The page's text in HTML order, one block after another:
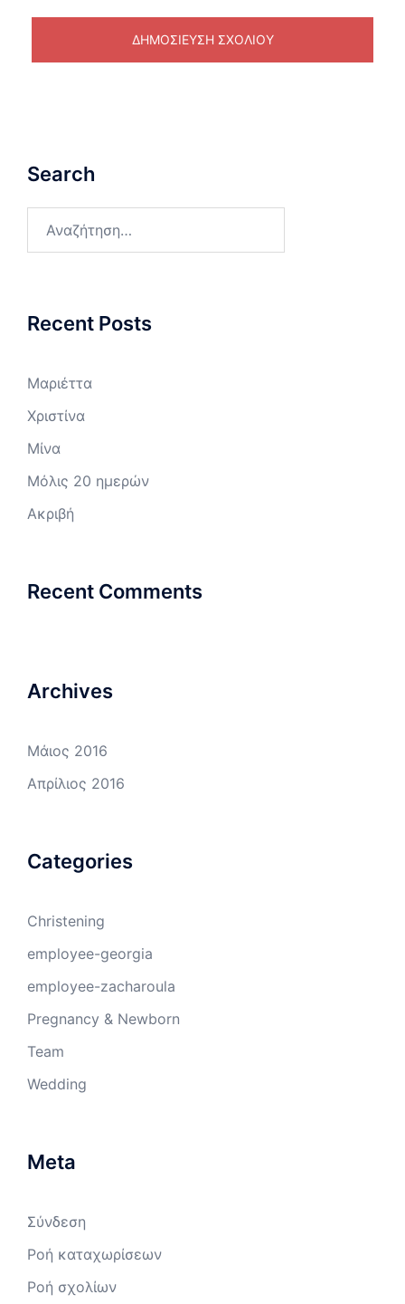
Search
Recent Posts
Μαριέττα
Χριστίνα
Μίνα
Μόλις 20 ημερών
Ακριβή
Recent Comments
Archives
Μάιος 2016
Απρίλιος 2016
Categories
Christening
employee-georgia
employee-zacharoula
Pregnancy & Newborn
Team
Wedding
Meta
Σύνδεση
Ροή καταχωρίσεων
Ροή σχολίων